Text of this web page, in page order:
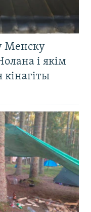
Менску
і якім